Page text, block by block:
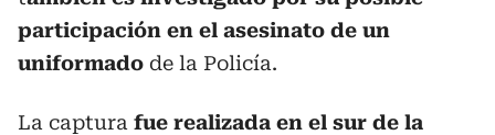
participación en el asesinato de un
uniformado de la Policía.
La captura fue realizada en el sur de la